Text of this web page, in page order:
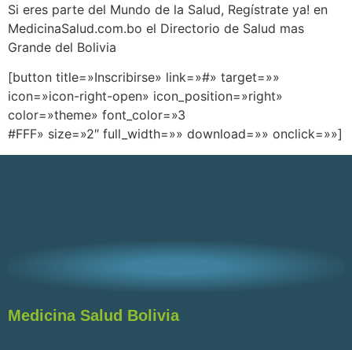
Si eres parte del Mundo de la Salud, Regístrate ya! en
MedicinaSalud.com.bo el Directorio de Salud mas
Grande del Bolivia
[button title=»Inscribirse» link=»#» target=»»
icon=»icon-right-open» icon_position=»right»
color=»theme» font_color=»3
#FFF» size=»2″ full_width=»» download=»» onclick=»»]
Medicina Salud Bolivia